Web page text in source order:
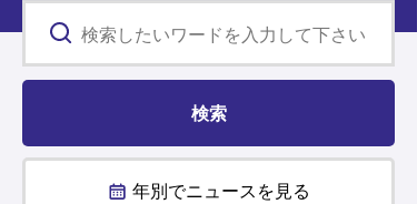
年別でニュースを見る